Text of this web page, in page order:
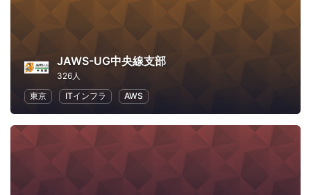
JAWS-UG中央線支部
326人
東京
ITインフラ AWS